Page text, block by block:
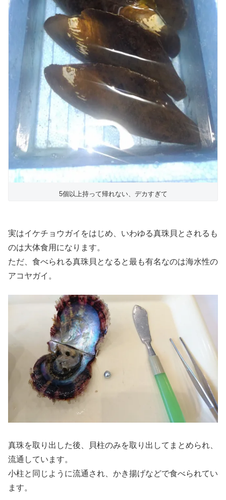
5個以上持って帰れない、デカすぎて
実はイケチョウガイをはじめ、いわゆる真珠貝とされるも
のは大体食用になります。
ただ、食べられる真珠貝となると最も有名なのは海水性の
アコヤガイ。
真珠を取り出した後、貝柱のみを取り出してまとめられ、
流通しています。
小柱と同じように流通され、かき揚げなどで食べられてい
ます。